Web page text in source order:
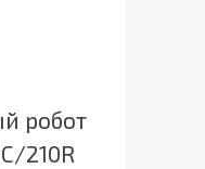
робот
210R